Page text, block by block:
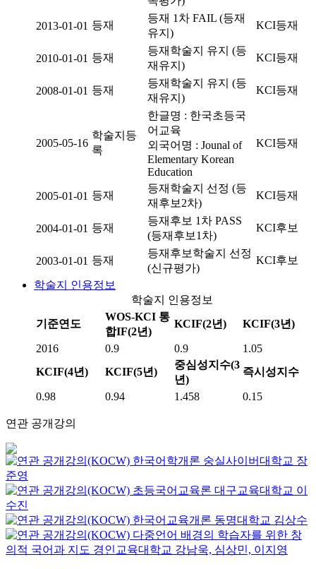
2013-01-01 등재
등재 1차 FAIL (등재
유지)
KCI등재
2010-01-01 등재
등재학술지 유지 (등
재유지)
KCI등재
2008-01-01 등재
등재학술지 유지 (등
재유지)
KCI등재
2005-05-16
학술지등
록
한글명 : 한국초등국
어교육
외국어명 : Jounal of
Elementary Korean
Education
KCI등재
2005-01-01 등재
등재학술지 선정 (등
재후보2차)
KCI등재
2004-01-01 등재
등재후보 1차 PASS
(등재후보1차)
KCI후보
2003-01-01 등재
등재후보학술지 선정
(신규평가)
KCI후보
학술지 인용정보
학술지 인용정보
기준연도
WOS-KCI 통
합IF(2년)
KCIF(2년) KCIF(3년)
2016 0.9 0.9
1.05
KCIF(4년)
KCIF(5년)
중심성지수(3
년)
즉시성지수
0.98 0.94 1.458 0.15
연관 공개강의
한국어학개론 숭실사이버대학교 장
준영
초등국어교육론 대구교육대학교 이
수진
한국어교육개론 동명대학교 김상수
다중언어 배경의 학습자를 위한 창
의적 국어과 지도 경인교육대학교 강남욱, 심상민, 이지영